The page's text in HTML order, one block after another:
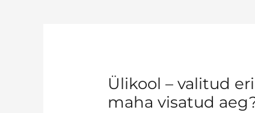
Ülikool – valitud
maha visatud